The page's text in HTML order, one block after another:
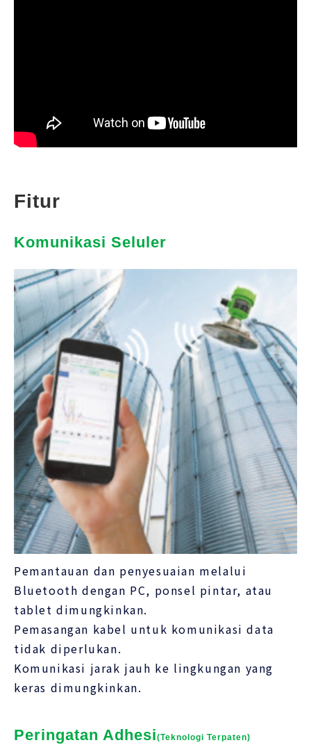
Fitur
Komunikasi Seluler
Pemantauan dan penyesuaian melalui
Bluetooth dengan PC, ponsel pintar, atau
tablet dimungkinkan.
Pemasangan kabel untuk komunikasi data
tidak diperlukan.
Komunikasi jarak jauh ke lingkungan yang
keras dimungkinkan.
Peringatan Adhesi(Teknologi Terpaten)